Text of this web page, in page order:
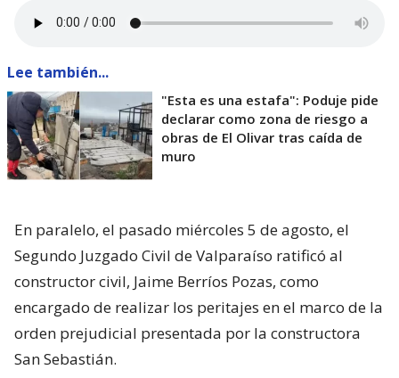
Lee también...
"Esta es una estafa": Poduje pide
declarar como zona de riesgo a
obras de El Olivar tras caída de
muro
En paralelo, el pasado miércoles 5 de agosto, el
Segundo Juzgado Civil de Valparaíso ratificó al
constructor civil, Jaime Berríos Pozas, como
encargado de realizar los peritajes en el marco de la
orden prejudicial presentada por la constructora
San Sebastián.